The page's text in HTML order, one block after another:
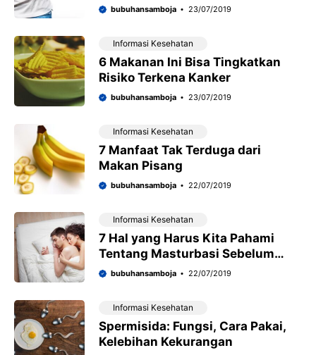
bubuhansamboja 23/07/2019
Informasi Kesehatan
6 Makanan Ini Bisa Tingkatkan
Risiko Terkena Kanker
bubuhansamboja 23/07/2019
Informasi Kesehatan
7 Manfaat Tak Terduga dari
Makan Pisang
bubuhansamboja 22/07/2019
Informasi Kesehatan
7 Hal yang Harus Kita Pahami
Tentang Masturbasi Sebelum
Seks
bubuhansamboja 22/07/2019
Informasi Kesehatan
Spermisida: Fungsi, Cara Pakai,
Kelebihan Kekurangan